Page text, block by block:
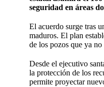
seguridad en áreas
El acuerdo surge tras
maduros. El plan
de los pozos que ya
Desde el ejecutivo
la protección de los
permite proyectar